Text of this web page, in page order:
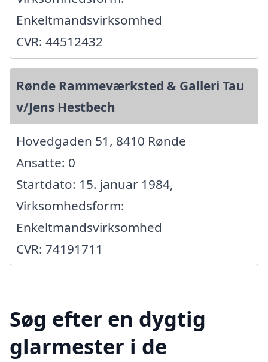
Enkeltmandsvirksomhed
CVR: 44512432
Rønde Rammeværksted & Galleri Tau
v/Jens Hestbech
Hovedgaden 51, 8410 Rønde
Ansatte: 0
Startdato: 15. januar 1984,
Virksomhedsform:
Enkeltmandsvirksomhed
CVR: 74191711
Søg efter en dygtig
glarmester i de